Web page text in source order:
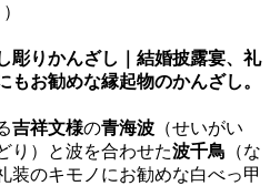
彫りかんざし｜結婚披露宴、礼
お勧めな縁起物のかんざし。
吉祥文様の青海波 （せいがい
り）と波を合わせた波千鳥 （な
装のキモノにお勧めな白べっ甲